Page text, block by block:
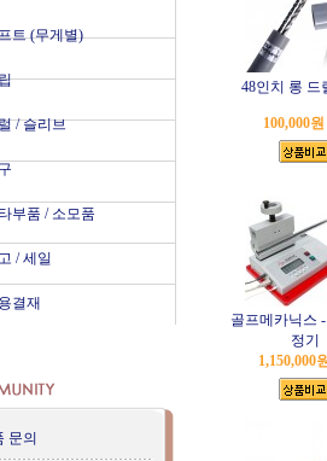
트 (무게별)
/ 슬리브
부품 / 소모품
/ 세일
결재
문의
48인치 롱 드
100,000원
골프메카닉스
정기
1,150,000